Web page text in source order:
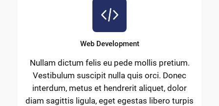
Web Development
Nullam dictum felis eu pede mollis pretium.
Vestibulum suscipit nulla quis orci. Donec
interdum, metus et hendrerit aliquet, dolor
diam sagittis ligula, eget egestas libero turpis